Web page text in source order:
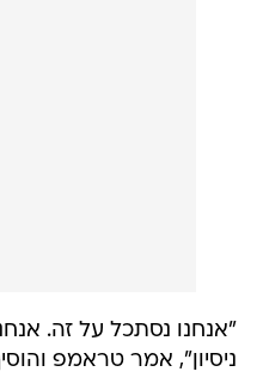
"אנחנו נסתכל על זה.
ניסיון", אמר טראמפ